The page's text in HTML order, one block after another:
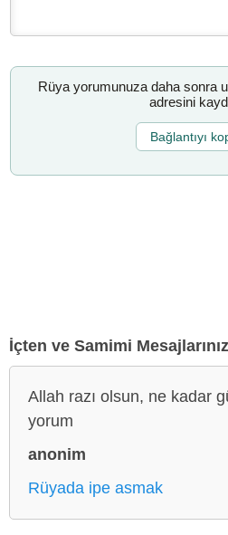
Rüya yorumunuza daha sonra
adresini
Bağlantıyı
İçten ve Samimi Mesajlarınız
Allah razı olsun, ne kadar
yorum
anonim
Rüyada ipe asmak